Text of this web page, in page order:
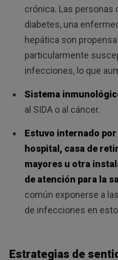
crónica. Las personas
diabetes, una
hepática son
particularmente
infecciones, lo que
Sistema
al SIDA o al cáncer.
Estuvo internado
hospital, casa de
mayores u otra
de atención para la
común exponerse a
de infecciones en
Estrategias de